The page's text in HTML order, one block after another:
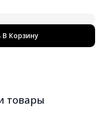
Корзину
товары